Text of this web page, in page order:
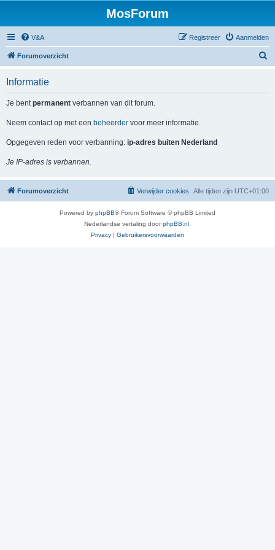
MosForum
V&A Aanmelden
Registreer
Forumoverzicht
Informatie
Je bentpermanent verbannen van dit forum.
Neem contact op met een beheerder voor meer informatie.
Opgegeven reden voor verbanning: ip-adres buiten Nederland
Je IP-adres is verbannen.
Forumoverzicht Alle tijden zijn UTC+01:00
Verwijder cookies
Powered by phpBB® Forum Software © phpBB Limited
Nederlandse vertaling doorphpBB.nl
Privacy | Gebruikersvoorwaarden